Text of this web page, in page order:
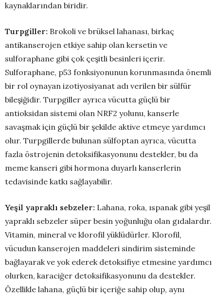
kaynaklarından biridir.
Turpgiller: Brokoli ve brüksel lahanası, birkaç
antikanserojen etkiye sahip olan kersetin ve
sulforaphane gibi çok çeşitli besinleri içerir.
Sulforaphane, p53 fonksiyonunun korunmasında önemli
bir rol oynayan izotiyosiyanat adı verilen bir sülfür
bileşiğidir. Turpgiller ayrıca vücutta güçlü bir
antioksidan sistemi olan NRF2 yolunu, kanserle
savaşmak için güçlü bir şekilde aktive etmeye yardımcı
olur. Turpgillerde bulunan sülfoptan ayrıca, vücutta
fazla östrojenin detoksifikasyonunu destekler, bu da
meme kanseri gibi hormona duyarlı kanserlerin
tedavisinde katkı sağlayabilir.
Yeşil yapraklı sebzeler: Lahana, roka, ıspanak gibi yeşil
yapraklı sebzeler süper besin yoğunluğu olan gıdalardır.
Vitamin, mineral ve klorofil yüklüdürler. Klorofil,
vücudun kanserojen maddeleri sindirim sisteminde
bağlayarak ve yok ederek detoksifiye etmesine yardımcı
olurken, karaciğer detoksifikasyonunu da destekler.
Özellikle lahana, güçlü bir içeriğe sahip olup, aynı